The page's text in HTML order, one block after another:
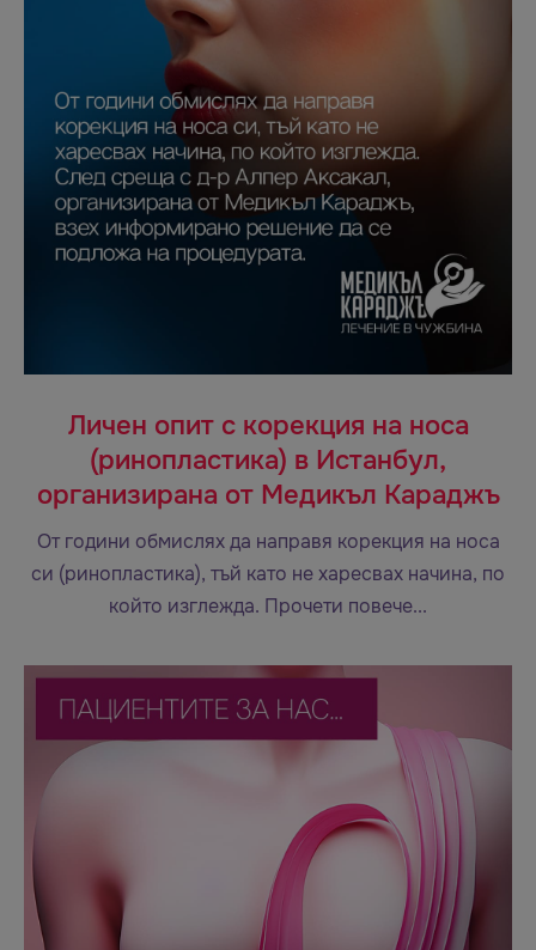
Личен опит с корекция на носа
(ринопластика) в Истанбул,
организирана от Медикъл Караджъ
От години обмислях да направя корекция на носа
си (ринопластика), тъй като не харесвах начина, по
който изглежда. Прочети повече...